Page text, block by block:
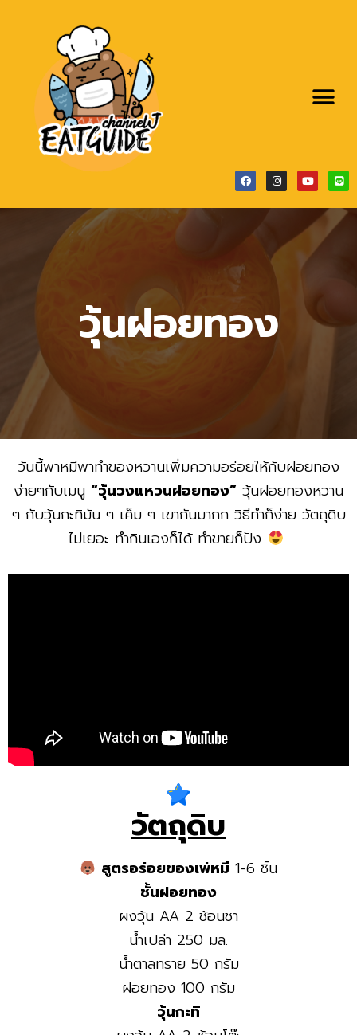
วุ้นฝอยทอง
วันนี้พาหมีพาทำของหวานเพิ่มความอร่อยให้กับฝอยทอง
ง่ายๆกับเมนู “วุ้นวงแหวนฝอยทอง” วุ้นฝอยทองหวาน
ๆ กับวุ้นกะทิมัน ๆ เค็ม ๆ เขากันมากก วิธีทำก็ง่าย วัตถุดิบ
ไม่เยอะ ทำกินเองก็ได้ ทำขายก็ปัง
วัตถุดิบ
สูตรอร่อยของเพ่หมี 1-6 ชิ้น
ชั้นฝอยทอง
ผงวุ้น AA 2 ช้อนชา
น้ำเปล่า 250 มล.
น้ำตาลทราย 50 กรัม
ฝอยทอง 100 กรัม
วุ้นกะทิ